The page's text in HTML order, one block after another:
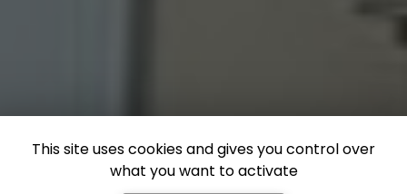
This site uses cookies and gives you control over
what you want to activate